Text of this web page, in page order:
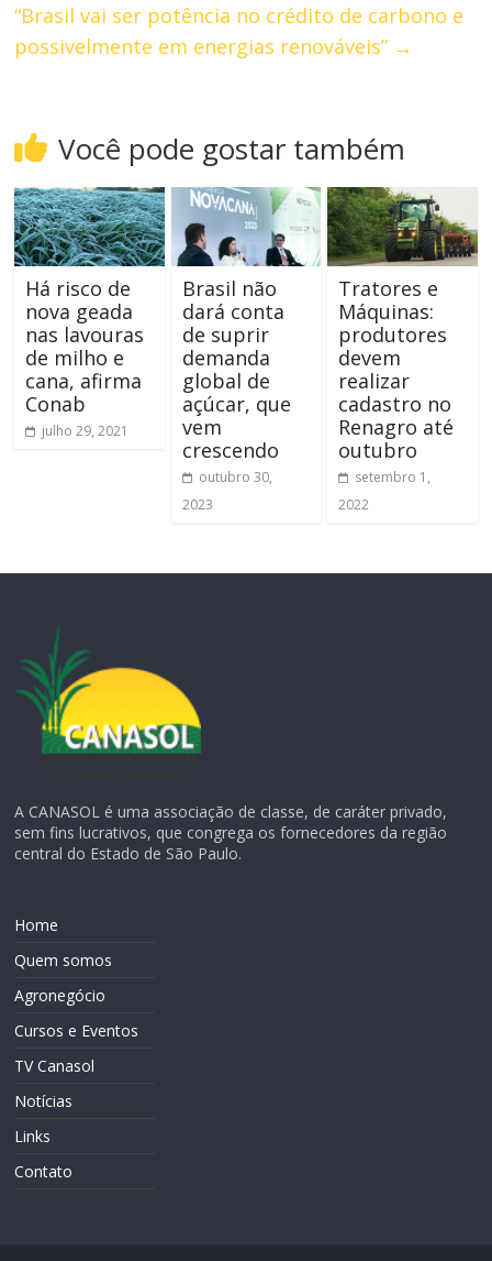
“Brasil vai ser potência no crédito de carbono e
possivelmente em energias renováveis” →
Você pode gostar também
Há risco de
nova geada
nas lavouras
de milho e
cana, afirma
Conab
julho 29, 2021
Brasil não
dará conta
de suprir
demanda
global de
açúcar, que
vem
crescendo
outubro 30,
2023
Tratores e
Máquinas:
produtores
devem
realizar
cadastro no
Renagro até
outubro
setembro 1,
2022
A CANASOL é uma associação de classe, de caráter privado,
sem fins lucrativos, que congrega os fornecedores da região
central do Estado de São Paulo.
Home
Quem somos
Agronegócio
Cursos e Eventos
TV Canasol
Notícias
Links
Contato